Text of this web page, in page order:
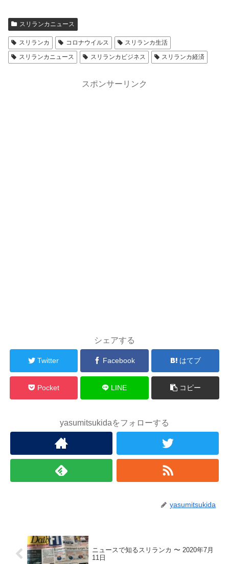
スリランカニュース
スリランカ コロナウイルス
スリランカ生活
スリランカニュース
スリランカビジネス スリランカ経済
スポンサーリンク
シェアする
Twitter Facebook はてブ
Pocket LINE コピー
yasumitsukidaをフォローする
yasumitsukida
ニュースで知るスリランカ 〜 2020年7月
11日